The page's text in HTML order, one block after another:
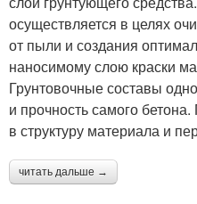
осуществляется в целях
от пыли и создания
наносимому слою краски
Грунтовочные составы
и прочность самого
в структуру материала и
читать дальше →